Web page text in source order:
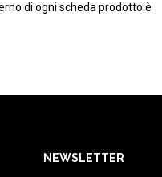
di ogni scheda prodotto è
NEWSLETTER